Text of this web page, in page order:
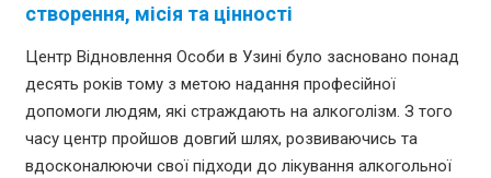
створення, місія та цінності
Центр Відновлення Особи в Узині було засновано понад
десять років тому з метою надання професійної
допомоги людям, які страждають на алкоголізм. З того
часу центр пройшов довгий шлях, розвиваючись та
вдосконалюючи свої підходи до лікування алкогольної